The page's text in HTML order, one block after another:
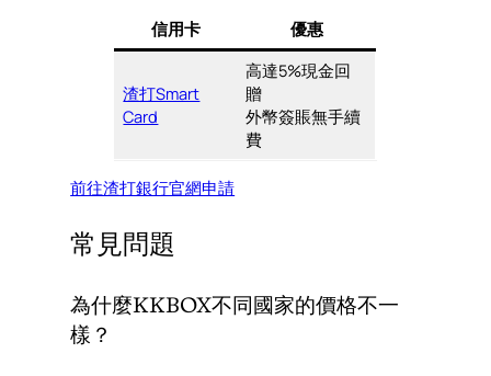
信用卡 優惠
渣打Smart
Card
高達5%現金回
贈
外幣簽賬無手續
費
前往渣打銀行官網申請
常見問題
為什麼KKBOX不同國家的價格不一
樣？